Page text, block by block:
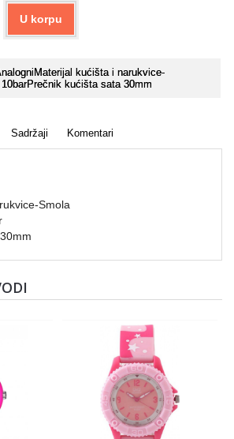
U korpu
kućišta i narukvice-
kućišta sata 30mm
Sadržaji Komentari
Smola